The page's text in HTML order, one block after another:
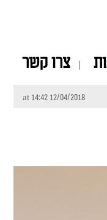
צרו קשר
12/04/2018 at 14:42